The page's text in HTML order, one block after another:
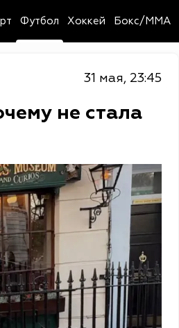
Футбол Хоккей Бокс/MMA
31 мая, 23:45
не стала